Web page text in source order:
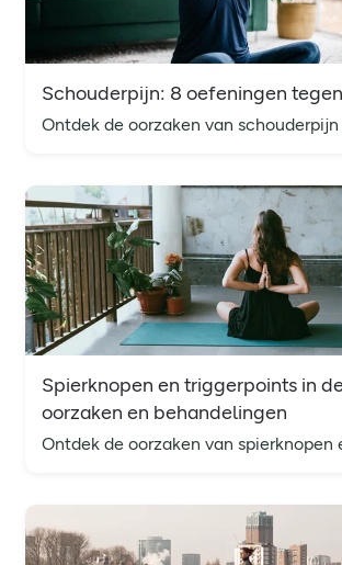
Schouderpijn: 8 oefeningen
Spierknopen en triggerpoints in
oorzaken en behandelingen